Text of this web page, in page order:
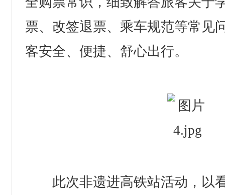
票、改签退票、乘车规范等常见
客安全、便捷、舒心出行。
此次非遗进高铁站活动，以